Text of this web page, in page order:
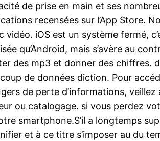
de prise en main et ses
recensées sur l’App
iOS est un système fermé,
qu’Android, mais s’avère au
des mp3 et donner des chiffres.
de données diction. Pour
de perte d’informations,
ou catalogage. si vous perdez
smartphone.S’il a longtemps
et à ce titre s’imposer au du